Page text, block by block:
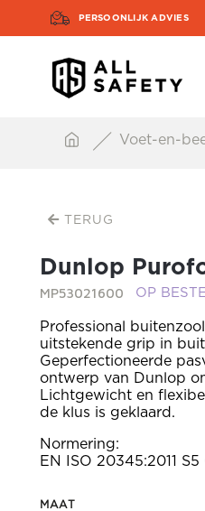
PERSOONLIJK ADVIES
Voet-en-
TERUG
Dunlop
MP53021600 OP
Professional
uitstekende grip in
Geperfectioneerde
ontwerp van Dunlop
Lichtgewicht en
de klus is geklaard.
Normering:
EN ISO 20345:2011 S5
MAAT